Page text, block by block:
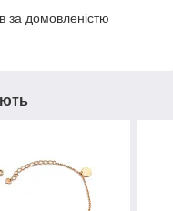
за домовленістю